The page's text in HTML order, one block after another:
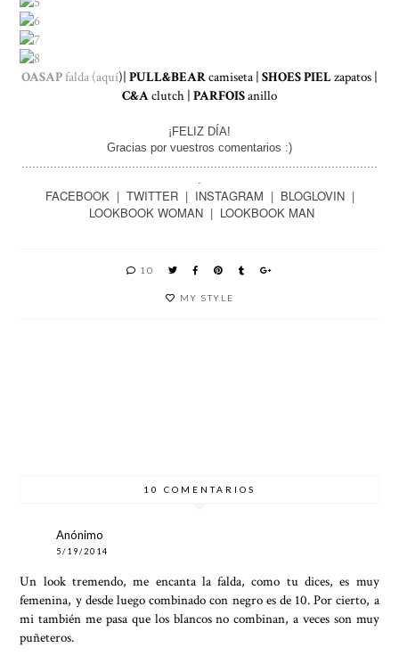
OASAPfalda (aquí)| PULL&BEARcamiseta | SHOES PIELzapatos |
C&Aclutch | PARFOISanillo
¡FELIZ DÍA!
Gracias por vuestros comentarios :)
....................................................................................................
.
FACEBOOK| TWITTER| INSTAGRAM | BLOGLOVIN|
LOOKBOOK WOMAN| LOOKBOOK MAN
10
MY STYLE
10 COMENTARIOS
Anónimo
5/19/2014
Un look tremendo, me encanta la falda, como tu dices, es muy
femenina, y desde luego combinado con negro es de 10. Por cierto, a
mi también me pasa que los blancos no combinan, a veces son muy
puñeteros.